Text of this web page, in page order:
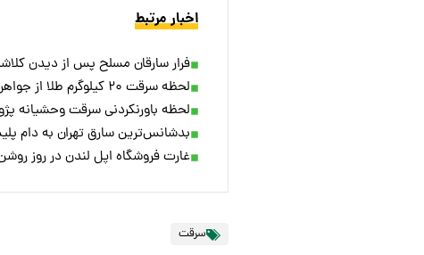
اخبار مرتبط
فرار سارقان مسلح پس از دیدن
لحظه سرقت ۲۰ کیلوگرم طلا از جواهرفروشی مقابل دوربین‌ها + ویدئو
لحظه باورنکردنی سرقت وحشیانه
بدشانس‌ترین سارق تهران به دام
غارت فروشگاه اپل لندن در روز
سرقت